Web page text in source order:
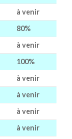
à venir
80%
à venir
100%
à venir
à venir
à venir
à venir